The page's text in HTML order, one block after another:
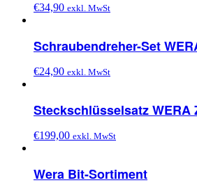
€34,90 exkl. MwSt
Schraubendreher-Set
€24,90 exkl. MwSt
Steckschlüsselsatz WERA
€199,00 exkl. MwSt
Wera Bit-Sortiment